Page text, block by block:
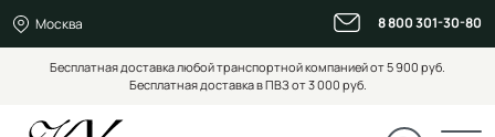
Москва 8 800 301-30-80
Бесплатная доставка любой транспортной компанией от 5 900 руб.
Бесплатная доставка в ПВЗ от 3 000 руб.